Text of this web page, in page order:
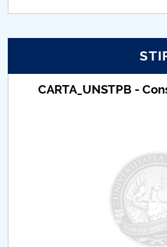
Proiect SU-ETIC
UNIVERSITATE pentru
IOSUD/CSUD-Doctorate
Comisie de etica unversitară
CARTA_UNSTPB -